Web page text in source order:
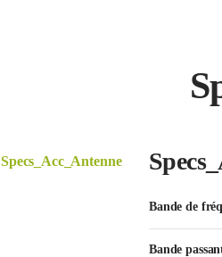
Specs_Acc_Antenne
Bande de
Bande